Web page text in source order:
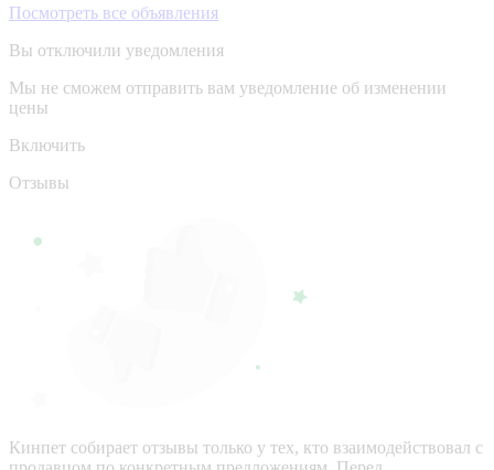
Посмотреть все объявления
Вы отключили уведомления
Мы не сможем отправить вам уведомление об изменении
цены
Включить
Отзывы
Кинпет собирает отзывы только у тех, кто взаимодействовал с